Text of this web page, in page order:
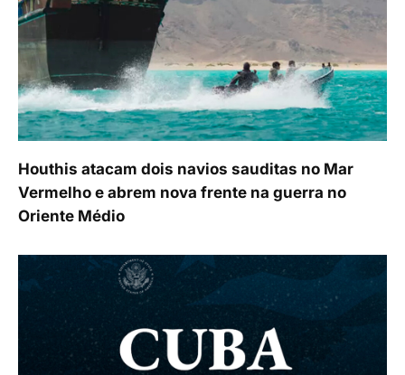
Houthis atacam dois navios sauditas no Mar
Vermelho e abrem nova frente na guerra no
Oriente Médio